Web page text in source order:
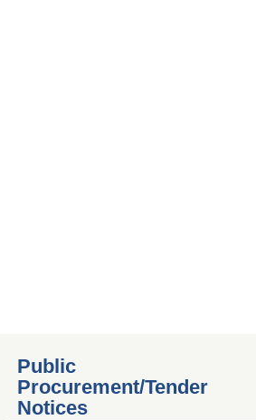
Public
Procurement/Tender
Notices